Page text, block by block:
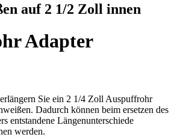
auf 2 1/2 Zoll innen
Adapter
Sie ein 2 1/4 Zoll Auspuffrohr
Dadurch können beim ersetzen des
entstandene Längenunterschiede
werden.